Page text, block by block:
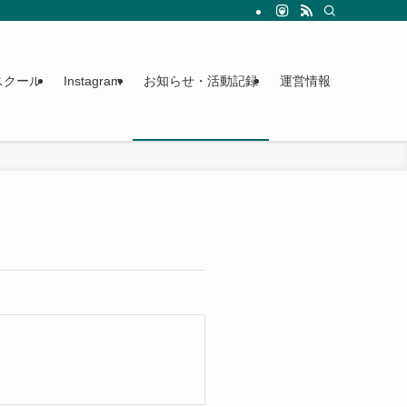
クール Instagram お知らせ・活動記録 運営情報